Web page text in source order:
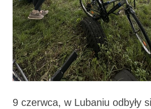
9 czerwca, w Lubaniu odbyły